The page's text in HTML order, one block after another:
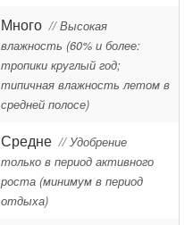
Много // Высокая
влажность (60% и более:
тропики круглый год;
типичная влажность летом в
средней полосе)
Средне // Удобрение
только в период активного
роста (минимум в период
отдыха)